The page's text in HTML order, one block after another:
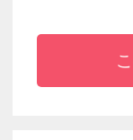
リゾートホテ
食事は地場で
の食材を使い